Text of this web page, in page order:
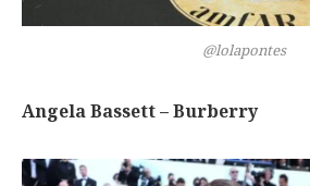
@lolapontes
Angela Bassett – Burberry